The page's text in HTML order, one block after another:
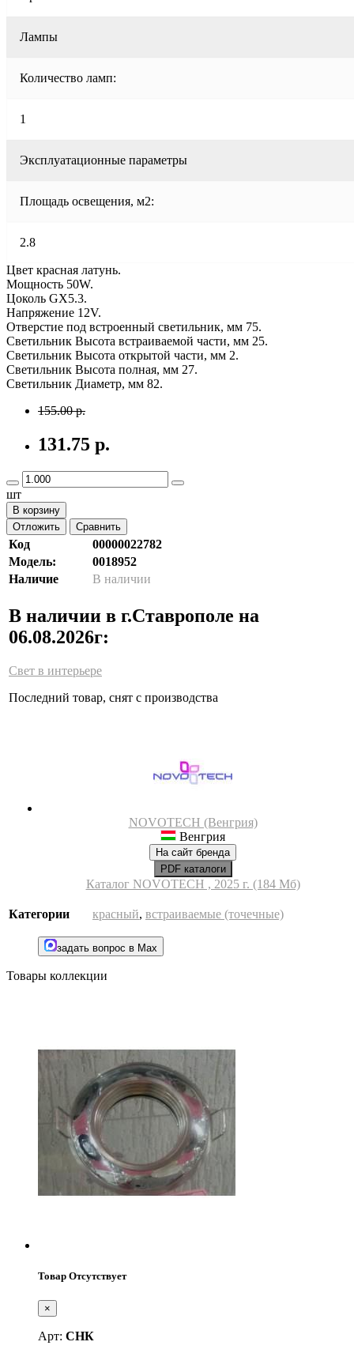
Лампы
Количество ламп:
1
Эксплуатационные параметры
Площадь освещения, м2:
2.8
Цвет красная латунь.
Мощность 50W.
Цоколь GX5.3.
Напряжение 12V.
Отверстие под встроенный светильник, мм 75.
Светильник Высота встраиваемой части, мм 25.
Светильник Высота открытой части, мм 2.
Светильник Высота полная, мм 27.
Светильник Диаметр, мм 82.
155.00 р.
131.75 р.
шт
В корзину
Отложить
Сравнить
Код
00000022782
Модель:
0018952
Наличие
В наличии
В наличии в г.Ставрополе на
06.08.2026г:
Свет в интерьере
Последний товар, снят с производства
NOVOTECH (Венгрия)
Венгрия
На сайт бренда
PDF каталоги
Каталог NOVOTECH , 2025 г. (184 Мб)
Категории красный, встраиваемые (точечные)
задать вопрос в Max
Товары коллекции
Товар Отсутствует
×
Арт: СНК